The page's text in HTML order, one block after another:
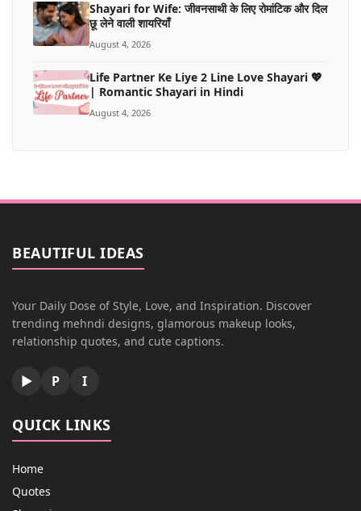
Shayari for Wife: जीवनसाथी के लिए रोमांटिक और दिल
छू लेने वाली शायरियाँ
August 4, 2026
Life Partner Ke Liye 2 Line Love Shayari 💖
| Romantic Shayari in Hindi
August 4, 2026
BEAUTIFUL IDEAS
Your Daily Dose of Style, Love, and Inspiration. Discover
trending mehndi designs, glamorous makeup looks,
relationship quotes, and cute captions.
▶ P I
QUICK LINKS
Home
Quotes